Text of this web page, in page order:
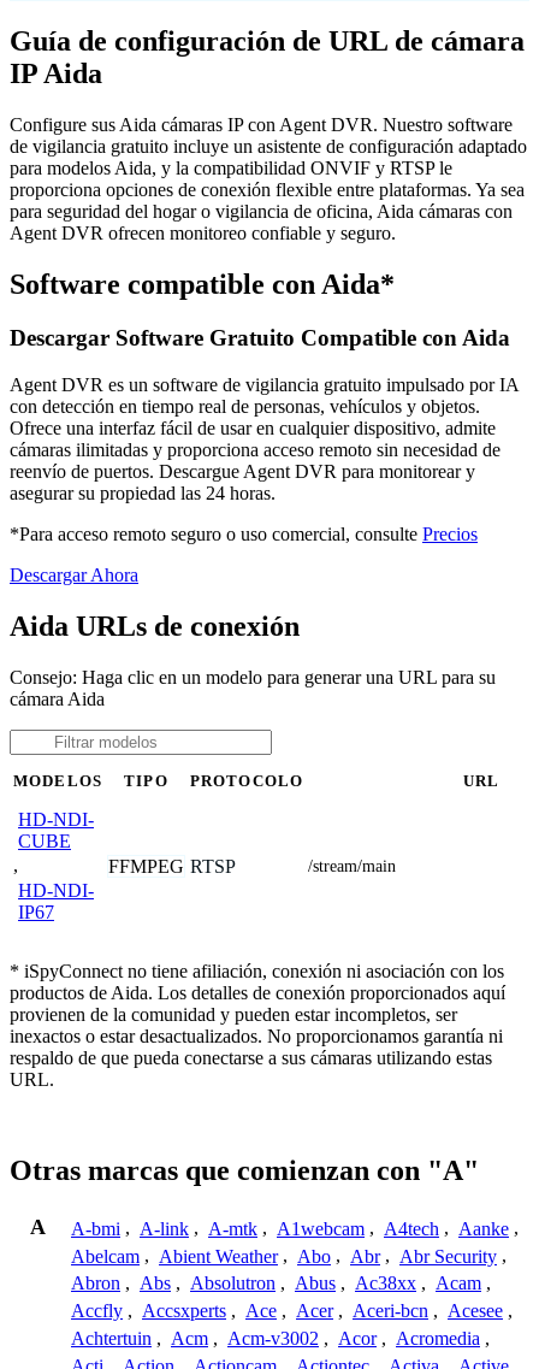
Guía de configuración de URL de cámara
IP Aida
Configure sus Aida cámaras IP con Agent DVR. Nuestro software
de vigilancia gratuito incluye un asistente de configuración adaptado
para modelos Aida, y la compatibilidad ONVIF y RTSP le
proporciona opciones de conexión flexible entre plataformas. Ya sea
para seguridad del hogar o vigilancia de oficina, Aida cámaras con
Agent DVR ofrecen monitoreo confiable y seguro.
Software compatible con Aida*
Descargar Software Gratuito Compatible con Aida
Agent DVR es un software de vigilancia gratuito impulsado por IA
con detección en tiempo real de personas, vehículos y objetos.
Ofrece una interfaz fácil de usar en cualquier dispositivo, admite
cámaras ilimitadas y proporciona acceso remoto sin necesidad de
reenvío de puertos. Descargue Agent DVR para monitorear y
asegurar su propiedad las 24 horas.
*Para acceso remoto seguro o uso comercial, consulte Precios
Descargar Ahora
Aida URLs de conexión
Consejo: Haga clic en un modelo para generar una URL para su
cámara Aida
MODELOS TIPO PROTOCOLO URL
HD-NDI-
CUBE
,
HD-NDI-
IP67
FFMPEG RTSP /stream/main
* iSpyConnect no tiene afiliación, conexión ni asociación con los
productos de Aida. Los detalles de conexión proporcionados aquí
provienen de la comunidad y pueden estar incompletos, ser
inexactos o estar desactualizados. No proporcionamos garantía ni
respaldo de que pueda conectarse a sus cámaras utilizando estas
URL.
Otras marcas que comienzan con "A"
A A-bmi , A-link , A-mtk , A1webcam , A4tech , Aanke ,
Abelcam , Abient Weather , Abo , Abr , Abr Security ,
Abron , Abs , Absolutron , Abus , Ac38xx , Acam ,
Accfly , Accsxperts , Ace , Acer , Aceri-bcn , Acesee ,
Achtertuin , Acm , Acm-v3002 , Acor , Acromedia ,